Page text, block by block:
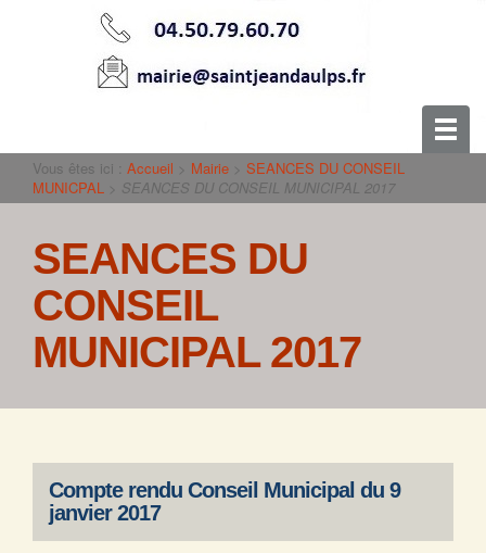
Vous êtes ici : Accueil > Mairie > SEANCES DU CONSEIL
MUNICPAL > SEANCES DU CONSEIL MUNICIPAL 2017
SEANCES DU
CONSEIL
MUNICIPAL 2017
Compte rendu Conseil Municipal du 9
janvier 2017